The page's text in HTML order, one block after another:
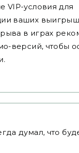
VIP-условия для
ваших
в играх
версий, чтобы
думал, что